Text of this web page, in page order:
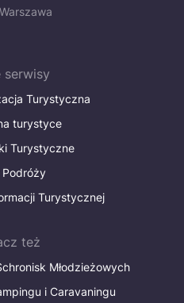
serwisy
Turystyczna
turystyce
Turystyczne
Podróży
Turystycznej
też
Młodzieżowych
i Caravaningu